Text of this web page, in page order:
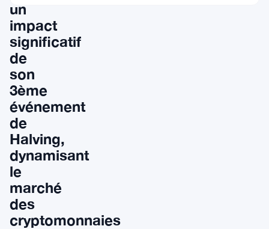
un
impact
significatif
de
son
3ème
événement
de
Halving,
dynamisant
le
marché
des
cryptomonnaies